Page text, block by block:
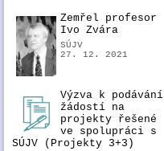
Zemřel profesor
Ivo Zvára
SÚJV
27. 12. 2021
Výzva k podávání
žádostí na
projekty řešené
ve spolupráci s
SÚJV (Projekty 3+3)